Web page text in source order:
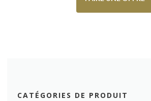
CATÉGORIES DE PRODUIT